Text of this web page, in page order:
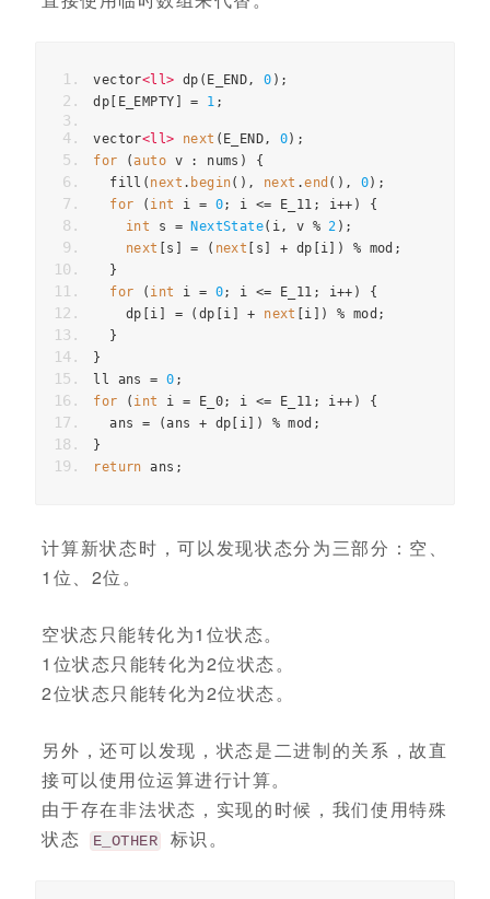
vector<ll> dp ( E_END , 0 );
dp [ E_EMPTY ] = 1 ;
vector<ll> next ( E_END , 0);
for
(auto v : nums )
{
fill ( next . begin(), next .end (), 0);
for
( int i = 0; i <= E_11 ; i++ )
{
int
s = NextState( i , v % 2 );
next [s ] = ( next [ s ] + dp [i ]) % mod ;
}
for
( int i = 0; i <= E_11 ; i++ )
{
dp [i ] = ( dp [i ] + next [i ]) % mod ;
}
}
ll
ans = 0 ;
for
( int i = E_0; i <= E_11 ; i ++ )
{
ans
= (ans + dp [ i ]) % mod ;
}
return ans ;
计算新状态时，可以发现状态分为三部分：空、
1位、2位。
空状态只能转化为1位状态。
1位状态只能转化为2位状态。
2位状态只能转化为2位状态。
另外，还可以发现，状态是二进制的关系，故直
接可以使用位运算进行计算。
由于存在非法状态，实现的时候，我们使用特殊
状态
E_OTHER 标识。